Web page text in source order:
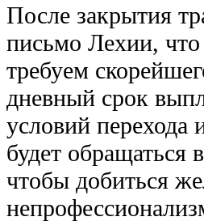
После закрытия
письмо Лехии,
требуем
дневный срок
условий перехода
будет
чтобы добиться